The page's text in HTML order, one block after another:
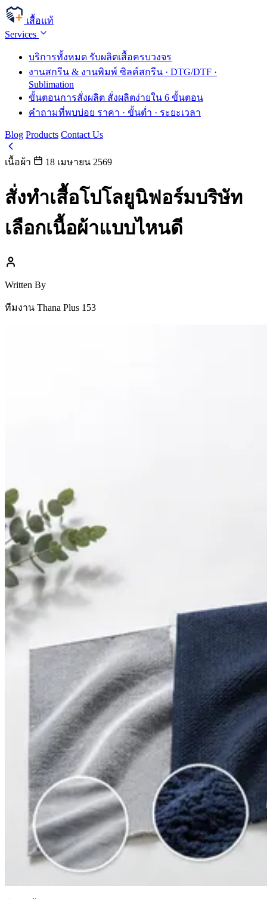
เสื้อแท้
Services
บริการทั้งหมด รับผลิตเสื้อครบวงจร
งานสกรีน & งานพิมพ์ ซิลค์สกรีน · DTG/DTF ·
Sublimation
ขั้นตอนการสั่งผลิต สั่งผลิตง่ายใน 6 ขั้นตอน
คำถามที่พบบ่อย ราคา · ขั้นต่ำ · ระยะเวลา
Blog Products Contact Us
เนื้อผ้า 18 เมษายน 2569
สั่งทำเสื้อโปโลยูนิฟอร์มบริษัท
เลือกเนื้อผ้าแบบไหนดี
Written By
ทีมงาน Thana Plus 153